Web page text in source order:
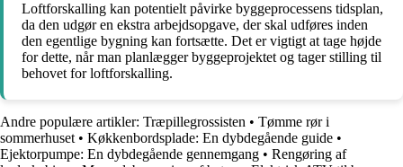
Loftforskalling kan potentielt påvirke byggeprocessens tidsplan,
da den udgør en ekstra arbejdsopgave, der skal udføres inden
den egentlige bygning kan fortsætte. Det er vigtigt at tage højde
for dette, når man planlægger byggeprojektet og tager stilling til
behovet for loftforskalling.
Andre populære artikler: Træpillegrossisten • Tømme rør i
sommerhuset • Køkkenbordsplade: En dybdegående guide •
Ejektorpumpe: En dybdegående gennemgang • Rengøring af